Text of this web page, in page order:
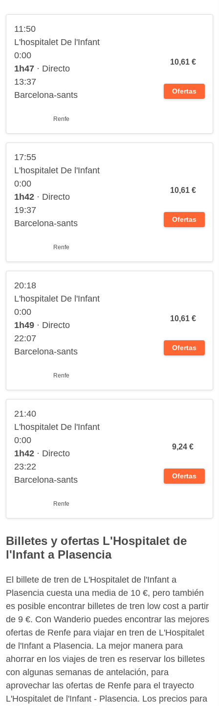
11:50
L'hospitalet De l'Infant
0:00
1h47 · Directo
13:37
Barcelona-sants
Renfe
10,61 €
Ofertas
17:55
L'hospitalet De l'Infant
0:00
1h42 · Directo
19:37
Barcelona-sants
Renfe
10,61 €
Ofertas
20:18
L'hospitalet De l'Infant
0:00
1h49 · Directo
22:07
Barcelona-sants
Renfe
10,61 €
Ofertas
21:40
L'hospitalet De l'Infant
0:00
1h42 · Directo
23:22
Barcelona-sants
Renfe
9,24 €
Ofertas
Billetes y ofertas L'Hospitalet de
l'Infant a Plasencia
El billete de tren de L'Hospitalet de l'Infant a
Plasencia cuesta una media de 10 €, pero también
es posible encontrar billetes de tren low cost a partir
de 9 €. Con Wanderio puedes encontrar las mejores
ofertas de Renfe para viajar en tren de L'Hospitalet
de l'Infant a Plasencia. La mejor manera para
ahorrar en los viajes de tren es reservar los billetes
con algunas semanas de antelación, para
aprovechar las ofertas de Renfe para el trayecto
L'Hospitalet de l'Infant - Plasencia. Los precios para